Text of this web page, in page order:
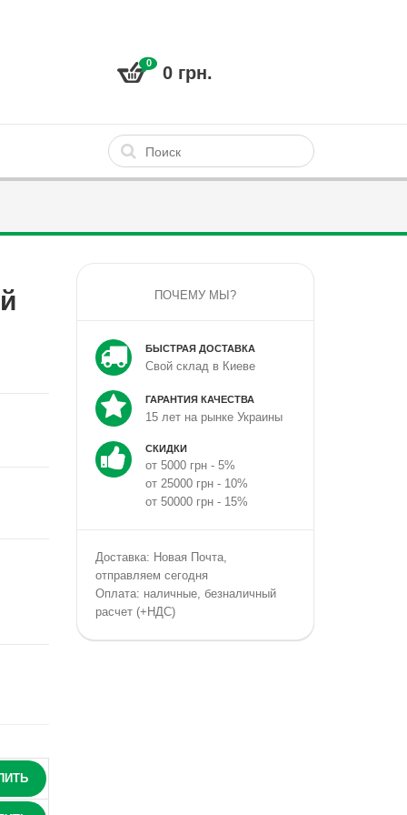
0 0 грн.
ПОЧЕМУ МЫ?
БЫСТРАЯ ДОСТАВКА
Свой склад в Киеве
ГАРАНТИЯ КАЧЕСТВА
15 лет на рынке Украины
СКИДКИ
от 5000 грн - 5%
от 25000 грн - 10%
от 50000 грн - 15%
Доставка: Новая Почта,
отправляем сегодня
Оплата: наличные, безналичный
расчет (+НДС)